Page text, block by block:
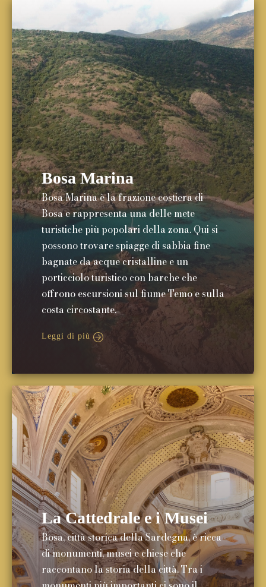
Bosa Marina
Bosa Marina è la frazione costiera di
Bosa e rappresenta una delle mete
turistiche più popolari della zona. Qui si
possono trovare spiagge di sabbia fine
bagnate da acque cristalline e un
porticciolo turistico con barche che
offrono escursioni sul fiume Temo e sulla
costa circostante.
Leggi di più
La Cattedrale e i Musei
Bosa, città storica della Sardegna, è ricca
di monumenti, musei e chiese che
raccontano la storia della città. Tra i